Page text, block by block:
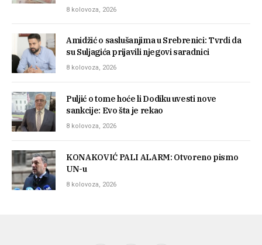
8 kolovoza, 2026
Amidžić o saslušanjima u Srebrenici: Tvrdi da
su Suljagića prijavili njegovi saradnici
8 kolovoza, 2026
Puljić o tome hoće li Dodiku uvesti nove
sankcije: Evo šta je rekao
8 kolovoza, 2026
KONAKOVIĆ PALI ALARM: Otvoreno pismo
UN-u
8 kolovoza, 2026